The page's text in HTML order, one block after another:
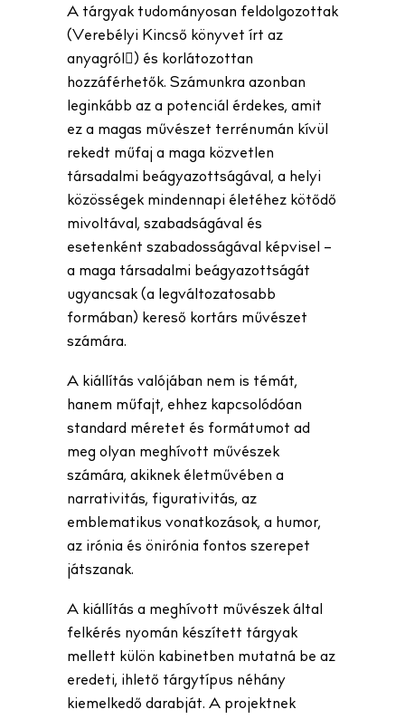
A tárgyak tudományosan feldolgozottak
(Verebélyi Kincső könyvet írt az
anyagról) és korlátozottan
hozzáférhetők. Számunkra azonban
leginkább az a potenciál érdekes, amit
ez a magas művészet terrénumán kívül
rekedt műfaj a maga közvetlen
társadalmi beágyazottságával, a helyi
közösségek mindennapi életéhez kötődő
mivoltával, szabadságával és
esetenként szabadosságával képvisel –
a maga társadalmi beágyazottságát
ugyancsak (a legváltozatosabb
formában) kereső kortárs művészet
számára.
A kiállítás valójában nem is témát,
hanem műfajt, ehhez kapcsolódóan
standard méretet és formátumot ad
meg olyan meghívott művészek
számára, akiknek életművében a
narrativitás, figurativitás, az
emblematikus vonatkozások, a humor,
az irónia és önirónia fontos szerepet
játszanak.
A kiállítás a meghívott művészek által
felkérés nyomán készített tárgyak
mellett külön kabinetben mutatná be az
eredeti, ihlető tárgytípus néhány
kiemelkedő darabját. A projektnek